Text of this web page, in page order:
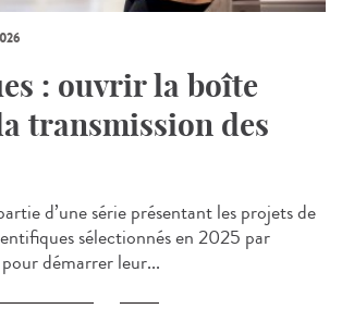
: ouvrir la boîte
transmission des
d’une série présentant les projets de
sélectionnés en 2025 par
démarrer leur...